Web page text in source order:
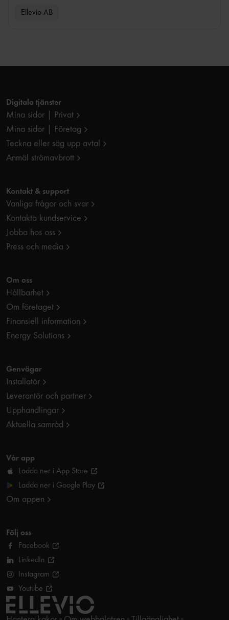
Ellevio AB
Digitala tjänster
Mina sidor | Privat
Mina sidor | Företag
Teckna eller säg upp avtal
Anmäl strömavbrott
Kontakt & support
Vanliga frågor och svar
Kontakta kundservice
Jobba hos oss
Press och media
Om oss
Hållbarhet
Om företaget
Finansiell information
Energy Solutions
Genvägar
Installatör
Leverantör och partner
Upphandlingar
Aktuella samråd
Vår app
Ladda ner i App Store
Ladda ner i Google Play
Om appen
Följ oss
Facebook
LinkedIn
Instagram
Youtube